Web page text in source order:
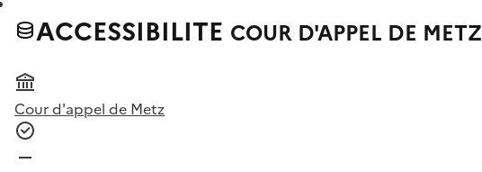
ACCESSIBILITE COUR D'APPEL DE METZ
Cour d'appel de Metz